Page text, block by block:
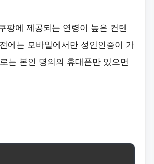
팡에 제공되는 연령이 높은 컨텐
에는 모바일에서만 성인인증이 가
는 본인 명의의 휴대폰만 있으면